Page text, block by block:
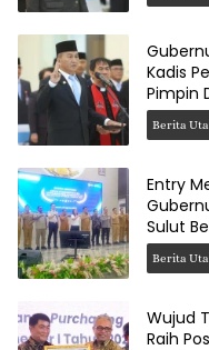
Kadis
Pimpin
Berita
Entry
Sulut
Berita
Wujud
Raih